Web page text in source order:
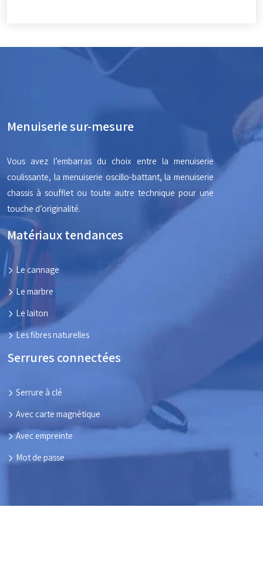
Menuiserie sur-mesure
Vous avez l’embarras du choix entre la menuiserie
coulissante, la menuiserie oscillo-battant, la menuiserie
chassis à soufflet ou toute autre technique pour une
touche d’originalité.
Matériaux tendances
Le cannage
Le marbre
Le laiton
Les fibres naturelles
Serrures connectées
Serrure à clé
Avec carte magnétique
Avec empreinte
Mot de passe